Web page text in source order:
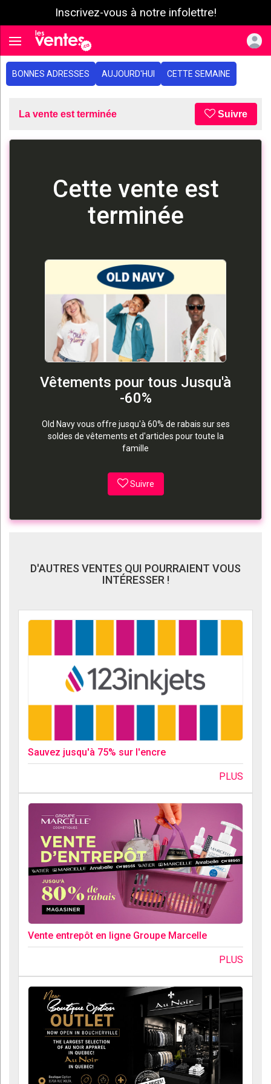
Inscrivez-vous à notre infolettre!
Toggle navigation
BONNES ADRESSES AUJOURD'HUI CETTE SEMAINE
La vente est terminée Suivre
Cette vente est
terminée
Vêtements pour tous Jusqu'à
-60%
Old Navy vous offre jusqu'à 60% de rabais sur ses
soldes de vêtements et d'articles pour toute la
famille
Suivre
D'AUTRES VENTES QUI POURRAIENT VOUS
INTÉRESSER !
Sauvez jusqu'à 75% sur l'encre
PLUS
Vente entrepôt en ligne Groupe Marcelle
PLUS